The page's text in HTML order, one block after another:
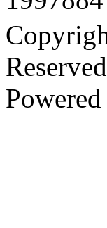
Reserved